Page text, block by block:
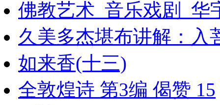
佛教艺术_音乐戏剧_华
久美多杰堪布讲解：入
如来香(十三)
全敦煌诗 第3编 偈赞 15